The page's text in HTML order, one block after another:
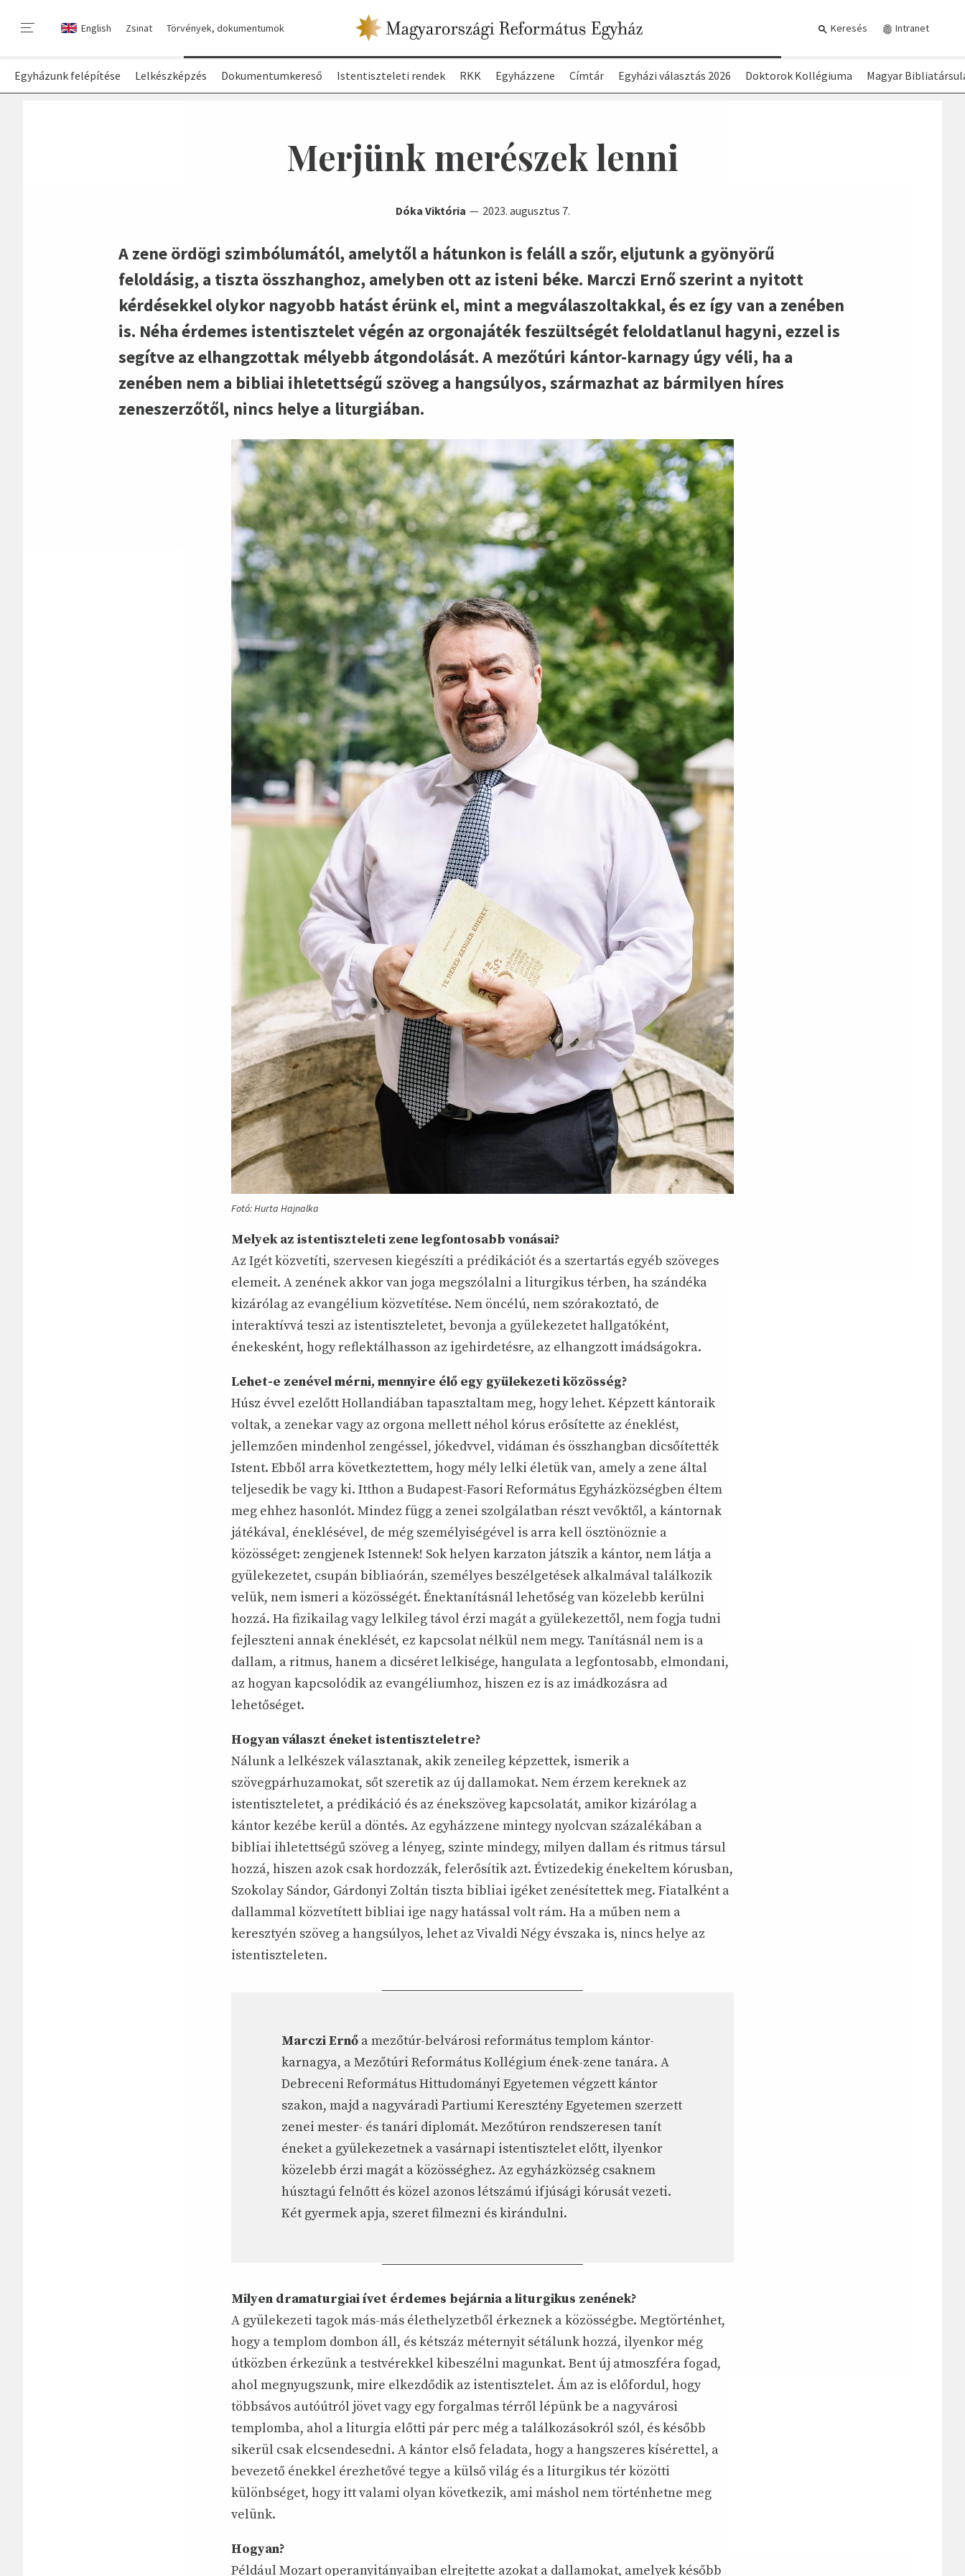
English Zsinat Törvények, dokumentumok Keresés Intranet
Egyházunk felépítése Lelkészképzés Dokumentumkereső Istentiszteleti rendek RKK Egyházzene Címtár Egyházi választás 2026 Doktorok Kollégiuma Magyar
Merjünk merészek lenni
Dóka Viktória 2023. augusztus 7.
A zene ördögi szimbólumától, amelytől a hátunkon is feláll a szőr, eljutunk a gyönyörű
feloldásig, a tiszta összhanghoz, amelyben ott az isteni béke. Marczi Ernő szerint a nyitott
kérdésekkel olykor nagyobb hatást érünk el, mint a megválaszoltakkal, és ez így van a zenében
is. Néha érdemes istentisztelet végén az orgonajáték feszültségét feloldatlanul hagyni, ezzel is
segítve az elhangzottak mélyebb átgondolását. A mezőtúri kántor-karnagy úgy véli, ha a
zenében nem a bibliai ihletettségű szöveg a hangsúlyos, származhat az bármilyen híres
zeneszerzőtől, nincs helye a liturgiában.
Fotó: Hurta Hajnalka
Melyek az istentiszteleti zene legfontosabb vonásai?
Az Igét közvetíti, szervesen kiegészíti a prédikációt és a szertartás egyéb szöveges
elemeit. A zenének akkor van joga megszólalni a liturgikus térben, ha szándéka
kizárólag az evangélium közvetítése. Nem öncélú, nem szórakoztató, de
interaktívvá teszi az istentiszteletet, bevonja a gyülekezetet hallgatóként,
énekesként, hogy reflektálhasson az igehirdetésre, az elhangzott imádságokra.
Lehet-e zenével mérni, mennyire élő egy gyülekezeti közösség?
Húsz évvel ezelőtt Hollandiában tapasztaltam meg, hogy lehet. Képzett kántoraik
voltak, a zenekar vagy az orgona mellett néhol kórus erősítette az éneklést,
jellemzően mindenhol zengéssel, jókedvvel, vidáman és összhangban dicsőítették
Istent. Ebből arra következtettem, hogy mély lelki életük van, amely a zene által
teljesedik be vagy ki. Itthon a Budapest-Fasori Református Egyházközségben éltem
meg ehhez hasonlót. Mindez függ a zenei szolgálatban részt vevőktől, a kántornak
játékával, éneklésével, de még személyiségével is arra kell ösztönöznie a
közösséget: zengjenek Istennek! Sok helyen karzaton játszik a kántor, nem látja a
gyülekezetet, csupán bibliaórán, személyes beszélgetések alkalmával találkozik
velük, nem ismeri a közösségét. Énektanításnál lehetőség van közelebb kerülni
hozzá. Ha fizikailag vagy lelkileg távol érzi magát a gyülekezettől, nem fogja tudni
fejleszteni annak éneklését, ez kapcsolat nélkül nem megy. Tanításnál nem is a
dallam, a ritmus, hanem a dicséret lelkisége, hangulata a legfontosabb, elmondani,
az hogyan kapcsolódik az evangéliumhoz, hiszen ez is az imádkozásra ad
lehetőséget.
Hogyan választ éneket istentiszteletre?
Nálunk a lelkészek választanak, akik zeneileg képzettek, ismerik a
szövegpárhuzamokat, sőt szeretik az új dallamokat. Nem érzem kereknek az
istentiszteletet, a prédikáció és az énekszöveg kapcsolatát, amikor kizárólag a
kántor kezébe kerül a döntés. Az egyházzene mintegy nyolcvan százalékában a
bibliai ihletettségű szöveg a lényeg, szinte mindegy, milyen dallam és ritmus társul
hozzá, hiszen azok csak hordozzák, felerősítik azt. Évtizedekig énekeltem kórusban,
Szokolay Sándor, Gárdonyi Zoltán tiszta bibliai igéket zenésítettek meg. Fiatalként a
dallammal közvetített bibliai ige nagy hatással volt rám. Ha a műben nem a
keresztyén szöveg a hangsúlyos, lehet az Vivaldi Négy évszaka is, nincs helye az
istentiszteleten.
Marczi Ernő a mezőtúr-belvárosi református templom kántor-
karnagya, a Mezőtúri Református Kollégium ének-zene tanára. A
Debreceni Református Hittudományi Egyetemen végzett kántor
szakon, majd a nagyváradi Partiumi Keresztény Egyetemen szerzett
zenei mester- és tanári diplomát. Mezőtúron rendszeresen tanít
éneket a gyülekezetnek a vasárnapi istentisztelet előtt, ilyenkor
közelebb érzi magát a közösséghez. Az egyházközség csaknem
húsztagú felnőtt és közel azonos létszámú ifjúsági kórusát vezeti.
Két gyermek apja, szeret filmezni és kirándulni.
Milyen dramaturgiai ívet érdemes bejárnia a liturgikus zenének?
A gyülekezeti tagok más-más élethelyzetből érkeznek a közösségbe. Megtörténhet,
hogy a templom dombon áll, és kétszáz méternyit sétálunk hozzá, ilyenkor még
útközben érkezünk a testvérekkel kibeszélni magunkat. Bent új atmoszféra fogad,
ahol megnyugszunk, mire elkezdődik az istentisztelet. Ám az is előfordul, hogy
többsávos autóútról jövet vagy egy forgalmas térről lépünk be a nagyvárosi
templomba, ahol a liturgia előtti pár perc még a találkozásokról szól, és később
sikerül csak elcsendesedni. A kántor első feladata, hogy a hangszeres kísérettel, a
bevezető énekkel érezhetővé tegye a külső világ és a liturgikus tér közötti
különbséget, hogy itt valami olyan következik, ami máshol nem történhetne meg
velünk.
Hogyan?
Például Mozart operanyitányaiban elrejtette azokat a dallamokat, amelyek később